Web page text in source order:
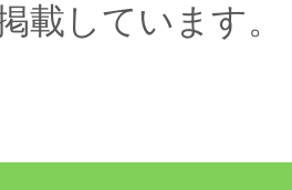
載しています。